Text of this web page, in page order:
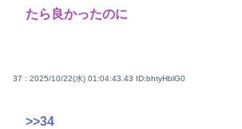
たら良かったのに
37 : 2025/10/22(水) 01:04:43.43 ID:bhtyHblG0
>>34